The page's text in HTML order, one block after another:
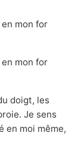
mon for
mon for
doigt, les
Je sens
en moi même,